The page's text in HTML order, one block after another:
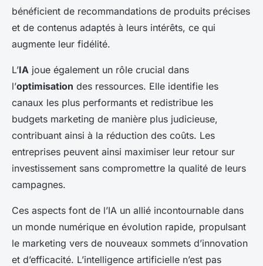
bénéficient de recommandations de produits précises
et de contenus adaptés à leurs intérêts, ce qui
augmente leur fidélité.
L’IA joue également un rôle crucial dans
l’optimisation des ressources. Elle identifie les
canaux les plus performants et redistribue les
budgets marketing de manière plus judicieuse,
contribuant ainsi à la réduction des coûts. Les
entreprises peuvent ainsi maximiser leur retour sur
investissement sans compromettre la qualité de leurs
campagnes.
Ces aspects font de l’IA un allié incontournable dans
un monde numérique en évolution rapide, propulsant
le marketing vers de nouveaux sommets d’innovation
et d’efficacité. L’intelligence artificielle n’est pas